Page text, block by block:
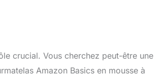
crucial. Vous cherchez peut-être une
Amazon Basics en mousse à